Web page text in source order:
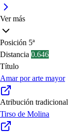
Ver más
Posición 5ª
Distancia 0.646
Título
Amar por arte mayor
Atribución tradicional
Tirso de Molina